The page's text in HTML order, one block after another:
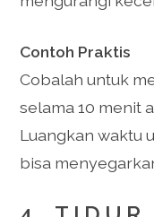
Contoh Praktis
Cobalah untuk
selama 10 menit
Luangkan waktu
bisa